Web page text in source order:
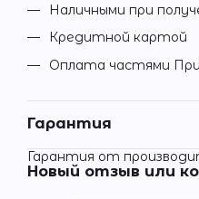
Наличными при
Кредитной картой
Оплата частями
Гарантия
Гарантия от
Новый отзыв или